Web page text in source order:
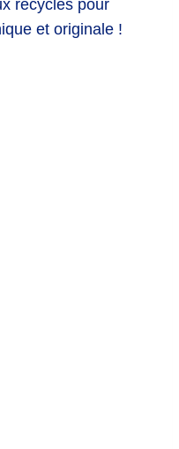
recyclés pour
et originale !